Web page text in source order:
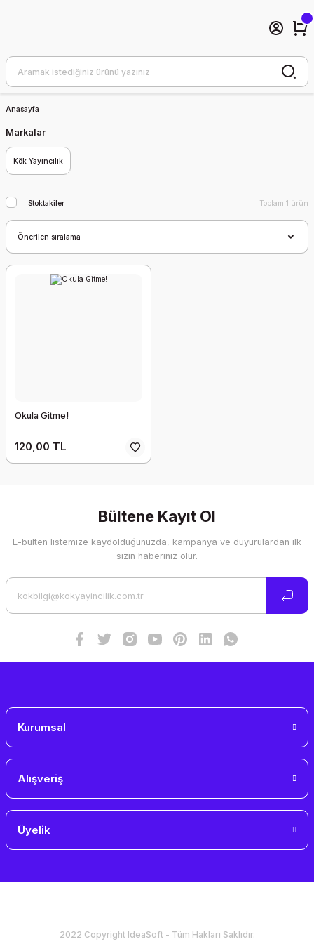
Anasayfa
Markalar
Kök Yayıncılık
Stoktakiler Toplam 1 ürün
Okula Gitme!
120,00 TL
Bültene Kayıt Ol
E-bülten listemize kaydolduğunuzda, kampanya ve duyurulardan ilk
sizin haberiniz olur.
Kurumsal
Alışveriş
Üyelik
2022 Copyright IdeaSoft - Tüm Hakları Saklıdır.